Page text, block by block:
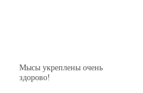
Мысы укреплены очень
здорово!